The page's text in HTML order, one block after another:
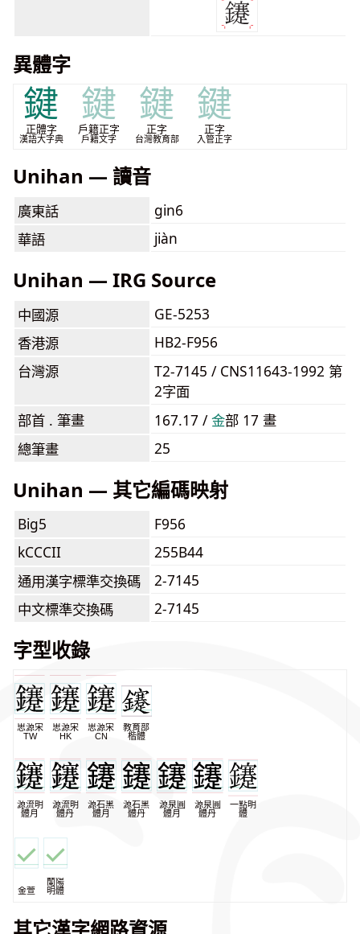
異體字
鍵
正體字
漢語大字典
鍵
戶籍正字
戶籍文字
鍵
正字
台灣教育部
鍵
正字
入管正字
Unihan — 讀音
廣東話
gin6
華語
jiàn
Unihan — IRG Source
中國源
GE-5253
香港源
HB2-F956
台灣源
T2-7145 / CNS11643-1992 第
2字面
部首 . 筆畫
167.17 /⾦部 17 畫
總筆畫
25
Unihan — 其它編碼映射
Big5
F956
kCCCII
255B44
通用漢字標準交換碼
2-7145
中文標準交換碼
2-7145
字型收錄
思源宋
TW
思源宋
HK
思源宋
CN
教育部
楷體
源流明
體月
源流明
體丹
源石黑
體月
源石黑
體丹
源泉圓
體月
源泉圓
體丹
一點明
體
金萱
蘭陽
明體